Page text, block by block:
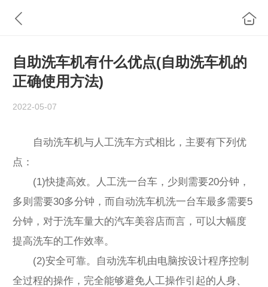
自助洗车机有什么优点(自助洗车机的
正确使用方法)
2022-05-07
自动洗车机与人工洗车方式相比，主要有下列优
点：
(1)快捷高效。人工洗一台车，少则需要20分钟，
多则需要30多分钟，而自动洗车机洗一台车最多需要5
分钟，对于洗车量大的汽车美容店而言，可以大幅度
提高洗车的工作效率。
(2)安全可靠。自动洗车机由电脑按设计程序控制
全过程的操作，完全能够避免人工操作引起的人身、